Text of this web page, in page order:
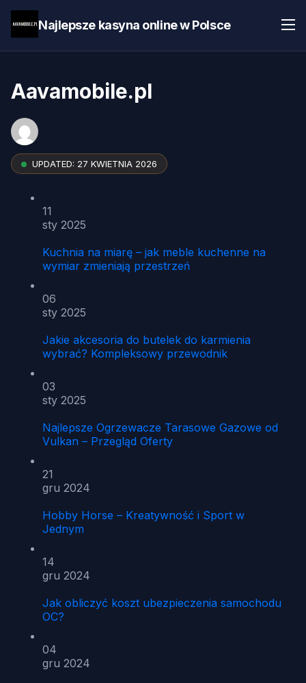
Najlepsze kasyna online w Polsce
Aavamobile.pl
UPDATED: 27 KWIETNIA 2026
11
sty 2025
Kuchnia na miarę – jak meble kuchenne na
wymiar zmieniają przestrzeń
06
sty 2025
Jakie akcesoria do butelek do karmienia
wybrać? Kompleksowy przewodnik
03
sty 2025
Najlepsze Ogrzewacze Tarasowe Gazowe od
Vulkan – Przegląd Oferty
21
gru 2024
Hobby Horse – Kreatywność i Sport w
Jednym
14
gru 2024
Jak obliczyć koszt ubezpieczenia samochodu
OC?
04
gru 2024